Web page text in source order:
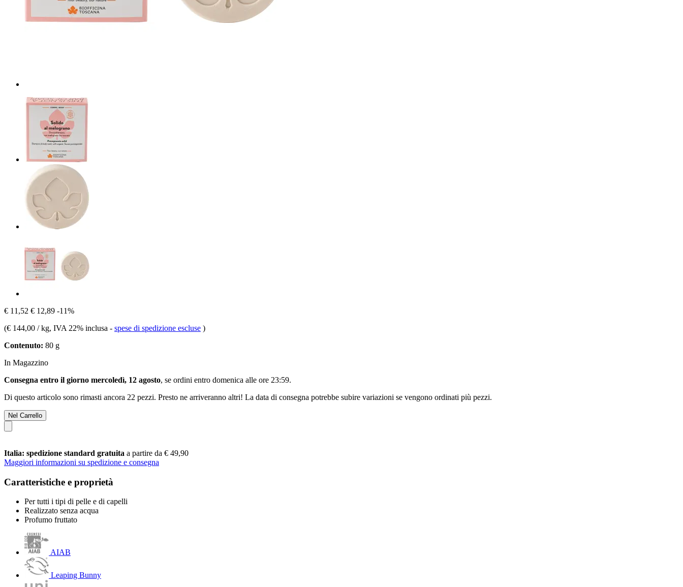
€ 11,52 € 12,89 -11%
(€ 144,00 / kg, IVA 22% inclusa - spese di spedizione escluse )
Contenuto: 80 g
In Magazzino
Consegna entro il giorno mercoledì, 12 agosto, se ordini entro domenica alle ore 23:59.
Di questo articolo sono rimasti ancora 22 pezzi. Presto ne arriveranno altri! La data di consegna potrebbe subire variazioni se vengono ordinati più pezzi.
Nel Carrello
Italia: spedizione standard gratuita a partire da € 49,90
Maggiori informazioni su spedizione e consegna
Caratteristiche e proprietà
Per tutti i tipi di pelle e di capelli
Realizzato senza acqua
Profumo fruttato
AIAB
Leaping Bunny